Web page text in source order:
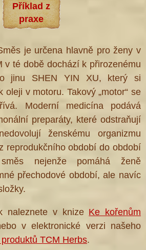
Příklad z
praxe
je určena hlavně pro ženy v
v té době dochází k přirozenému
jinu SHEN YIN XU, který si
oleji v motoru. Takový „motor“ se
Moderní medicína podává
preparáty, které odstraňují
ženskému organizmu
reprodukčního období do období
nejenže pomáhá ženě
přechodové období, ale navíc
naleznete v knize Ke kořenům
v elektronické verzi našeho
TCM Herbs.